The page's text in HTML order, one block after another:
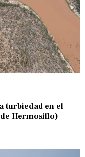
turbiedad en el
Hermosillo)